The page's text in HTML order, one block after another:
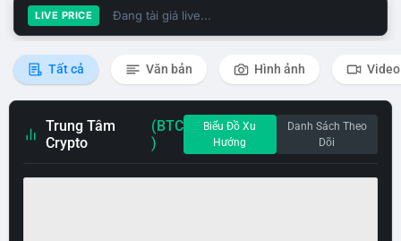
LIVE PRICE Đang tải giá live...
Tất cả Văn bản Hình ảnh Video
Trung Tâm
Crypto
(BTC
)
Biểu Đồ Xu
Hướng
Danh Sách Theo
Dõi